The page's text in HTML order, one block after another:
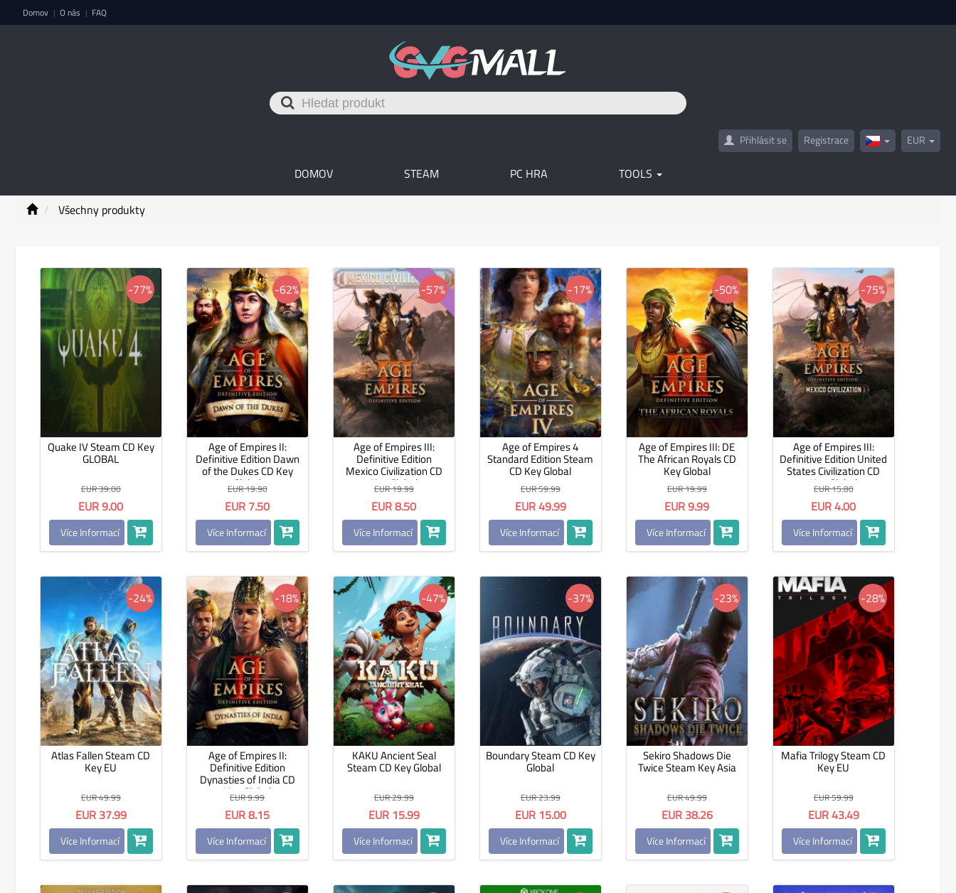
Domov | O nás | FAQ
Přihlásit se Registrace Czech(česká
republika)
EUR
DOMOV STEAM PC HRA TOOLS
Všechny produkty
-77%
Quake IV Steam CD Key
GLOBAL
EUR 39.00
EUR 9.00
Více Informací
-62%
Age of Empires II:
Definitive Edition Dawn
of the Dukes CD Key
Global
EUR 19.90
EUR 7.50
Více Informací
-57%
Age of Empires III:
Definitive Edition
Mexico Civilization CD
Key Global
EUR 19.99
EUR 8.50
Více Informací
-17%
Age of Empires 4
Standard Edition Steam
CD Key Global
EUR 59.99
EUR 49.99
Více Informací
-50%
Age of Empires III: DE
The African Royals CD
Key Global
EUR 19.99
EUR 9.99
Více Informací
-75%
Age of Empires III:
Definitive Edition United
States Civilization CD
Key Global
EUR 15.80
EUR 4.00
Více Informací
-24%
Atlas Fallen Steam CD
Key EU
EUR 49.99
EUR 37.99
Více Informací
-18%
Age of Empires II:
Definitive Edition
Dynasties of India CD
Key Global
EUR 9.99
EUR 8.15
Více Informací
-47%
KAKU Ancient Seal
Steam CD Key Global
EUR 29.99
EUR 15.99
Více Informací
-37%
Boundary Steam CD Key
Global
EUR 23.99
EUR 15.00
Více Informací
-23%
Sekiro Shadows Die
Twice Steam Key Asia
EUR 49.99
EUR 38.26
Více Informací
-28%
Mafia Trilogy Steam CD
Key EU
EUR 59.99
EUR 43.49
Více Informací